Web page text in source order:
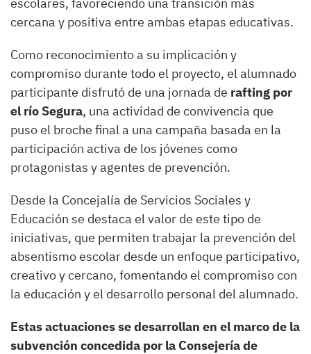
cercana y positiva entre ambas etapas educativas.
Como reconocimiento a su implicación y
compromiso durante todo el proyecto, el alumnado
participante disfrutó de una jornada de rafting por
el río Segura, una actividad de convivencia que
puso el broche final a una campaña basada en la
participación activa de los jóvenes como
protagonistas y agentes de prevención.
Desde la Concejalía de Servicios Sociales y
Educación se destaca el valor de este tipo de
iniciativas, que permiten trabajar la prevención del
absentismo escolar desde un enfoque participativo,
creativo y cercano, fomentando el compromiso con
la educación y el desarrollo personal del alumnado.
Estas actuaciones se desarrollan en el marco de la
subvención concedida por la Consejería de